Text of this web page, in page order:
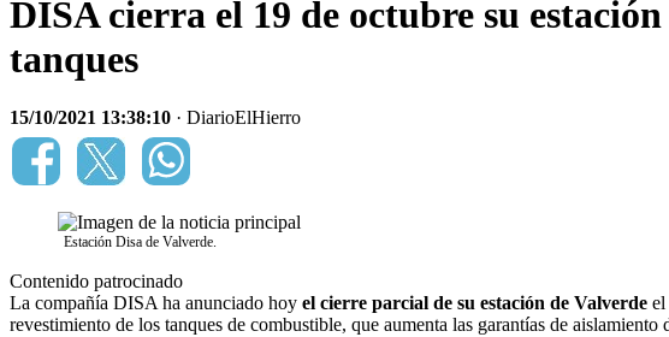
DISA cierra el 19 de octubre su
tanques
15/10/2021 13:38:10 · DiarioElHierro
Estación Disa de Valverde.
Contenido patrocinado
La compañía DISA ha anunciado hoy el cierre parcial de su estación de Valverde
revestimiento de los tanques de combustible, que aumenta las garantías de